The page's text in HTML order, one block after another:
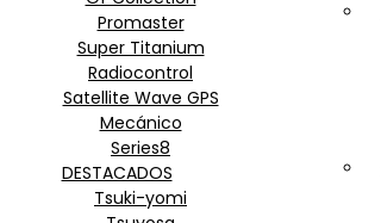
Promaster
Super Titanium
Radiocontrol
Satellite Wave GPS
Mecánico
Series8
DESTACADOS
Tsuki-yomi